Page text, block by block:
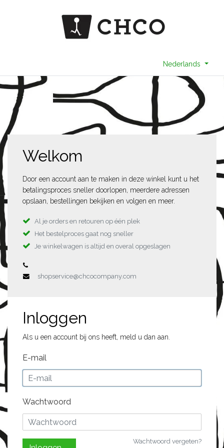
Nederlands
Welkom
Door een account aan te maken in deze winkel kunt u het
betalingsproces sneller doorlopen, meerdere adressen
opslaan, bestellingen bekijken en volgen en meer.
Al je orders en retouren op één plek
Het bestelproces gaat nog sneller
Je winkelwagen is altijd en overal opgeslagen
shopservice@chcocompany.com
Inloggen
Als u een account bij ons heeft, meld u dan aan.
E-mail
Wachtwoord
Wachtwoord vergeten?